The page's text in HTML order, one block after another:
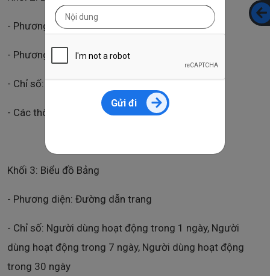
- Phương diện: Ngày trong tuần
- Phương diện phân tích: Không chọn
- Chỉ số: Phiên
- Các thông số còn lại để mặc định
Khối 3: Biểu đồ Bảng
- Phương diện: Đường dẫn trang
- Chỉ số: Người dùng hoạt động trong 1 ngày, Người
dùng hoạt động trong 7 ngày, Người dùng hoạt động
trong 30 ngày
Gửi đi